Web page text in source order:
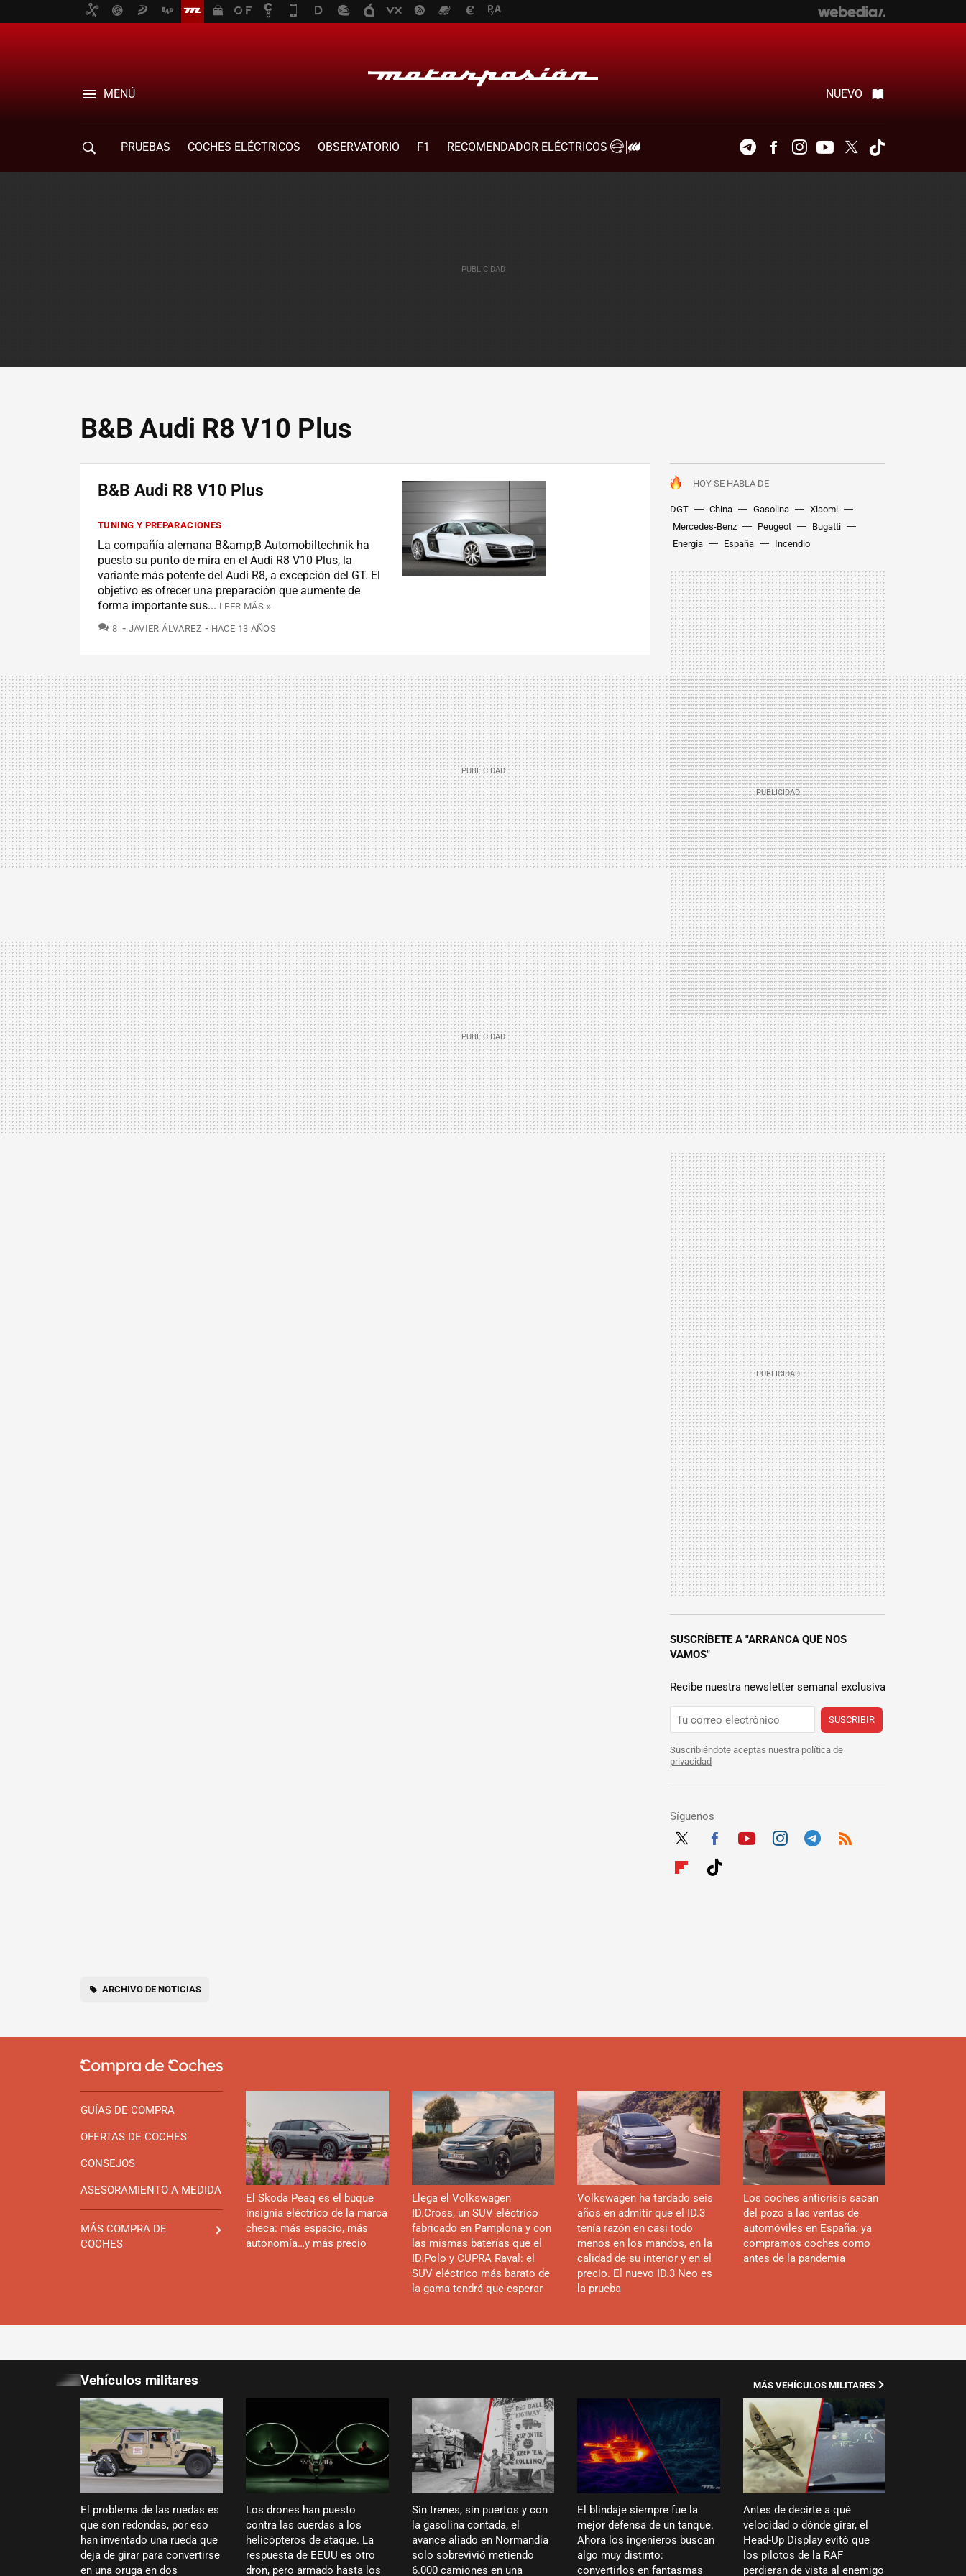
MENÚ NUEVO
PRUEBAS COCHES ELÉCTRICOS OBSERVATORIO F1
RECOMENDADOR ELÉCTRICOS
TelegramFacebookInstagramYoutubeTwitter
B&B Audi R8 V10 Plus
HOY SE HABLA DE
DGT China Gasolina
Xiaomi
Mercedes-Benz
Peugeot
Bugatti
Energía
España Incendio
B&B Audi R8 V10 Plus
TUNING Y PREPARACIONES
La compañía alemana B&amp;B Automobiltechnik ha
puesto su punto de mira en el Audi R8 V10 Plus, la
variante más potente del Audi R8, a excepción del GT. El
objetivo es ofrecer una preparación que aumente de
forma importante sus... LEER MÁS »
8 COMENTARIOS
JAVIER ÁLVAREZ HACE 13 AÑOS
SUSCRÍBETE A "ARRANCA QUE NOS
VAMOS"
Recibe nuestra newsletter semanal exclusiva
SUSCRIBIR
Suscribiéndote aceptas nuestra política de
privacidad
Síguenos
Twit
Fac
ARCHIVO DE NOTICIAS
GUÍAS DE COMPRA
OFERTAS DE COCHES
CONSEJOS
ASESORAMIENTO A MEDIDA
MÁS COMPRA DE
COCHES
El Skoda Peaq es el buque
insignia eléctrico de la marca
checa: más espacio, más
autonomía…y más precio
Llega el Volkswagen
ID.Cross, un SUV eléctrico
fabricado en Pamplona y con
las mismas baterías que el
ID.Polo y CUPRA Raval: el
SUV eléctrico más barato de
la gama tendrá que esperar
Volkswagen ha tardado seis
años en admitir que el ID.3
tenía razón en casi todo
menos en los mandos, en la
calidad de su interior y en el
precio. El nuevo ID.3 Neo es
la prueba
Los coches anticrisis sacan
del pozo a las ventas de
automóviles en España: ya
compramos coches como
antes de la pandemia
Vehículos militares
El problema de las ruedas es
que son redondas, por eso
han inventado una rueda que
deja de girar para convertirse
en una oruga en dos
Los drones han puesto
contra las cuerdas a los
helicópteros de ataque. La
respuesta de EEUU es otro
dron, pero armado hasta los
Sin trenes, sin puertos y con
la gasolina contada, el
avance aliado en Normandía
solo sobrevivió metiendo
6.000 camiones en una
El blindaje siempre fue la
mejor defensa de un tanque.
Ahora los ingenieros buscan
algo muy distinto:
convertirlos en fantasmas
Antes de decirte a qué
velocidad o dónde girar, el
Head-Up Display evitó que
los pilotos de la RAF
perdieran de vista al enemigo
MÁS VEHÍCULOS MILITARES